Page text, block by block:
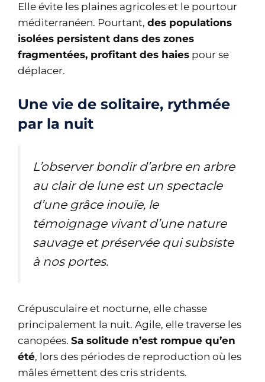
Elle évite les plaines agricoles et le pourtour
méditerranéen. Pourtant, des populations
isolées persistent dans des zones
fragmentées, profitant des haies pour se
déplacer.
Une vie de solitaire, rythmée
par la nuit
L’observer bondir d’arbre en arbre
au clair de lune est un spectacle
d’une grâce inouïe, le
témoignage vivant d’une nature
sauvage et préservée qui subsiste
à nos portes.
Crépusculaire et nocturne, elle chasse
principalement la nuit. Agile, elle traverse les
canopées. Sa solitude n’est rompue qu’en
été, lors des périodes de reproduction où les
mâles émettent des cris stridents.